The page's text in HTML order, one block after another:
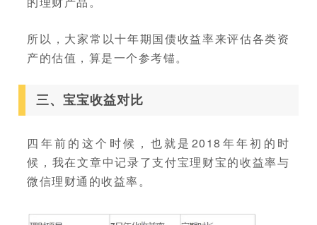
所以，大家常以十年期国债收益率来评估各类资
产的估值，算是一个参考锚。
三、宝宝收益对比
四年前的这个时候，也就是2018年年初的时
候，我在文章中记录了支付宝理财宝的收益率与
微信理财通的收益率。